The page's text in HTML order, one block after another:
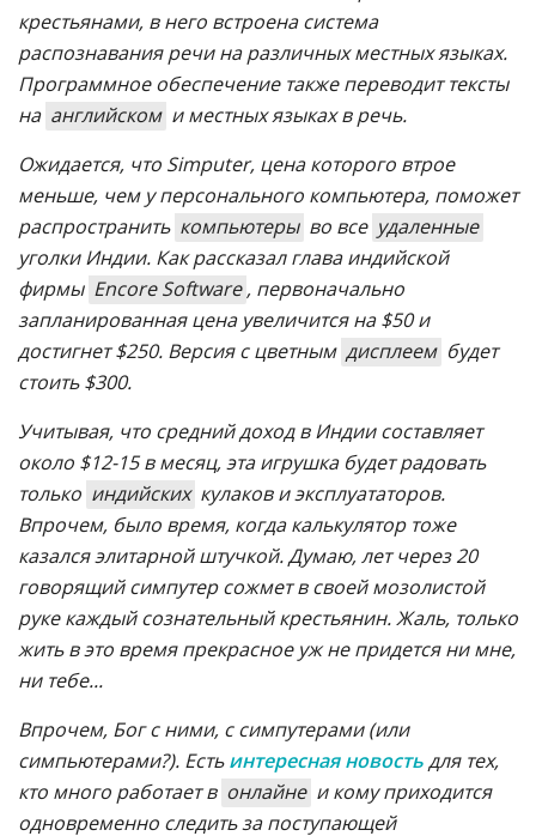
крестьянами, в него встроена система
распознавания речи на различных местных языках.
Программное обеспечение также переводит тексты
на английском и местных языках в речь.
Ожидается, что Simputer, цена которого втрое
меньше, чем у персонального компьютера, поможет
распространить компьютеры во все удаленные
уголки Индии. Как рассказал глава индийской
фирмы Encore Software , первоначально
запланированная цена увеличится на $50 и
достигнет $250. Версия с цветным дисплеем будет
стоить $300.
Учитывая, что средний доход в Индии составляет
около $12-15 в месяц, эта игрушка будет радовать
только индийских кулаков и эксплуататоров.
Впрочем, было время, когда калькулятор тоже
казался элитарной штучкой. Думаю, лет через 20
говорящий симпутер сожмет в своей мозолистой
руке каждый сознательный крестьянин. Жаль, только
жить в это время прекрасное уж не придется ни мне,
ни тебе...
Впрочем, Бог с ними, с симпутерами (или
симпьютерами?). Естьинтересная новостьдля тех,
кто много работает в онлайне и кому приходится
одновременно следить за поступающей